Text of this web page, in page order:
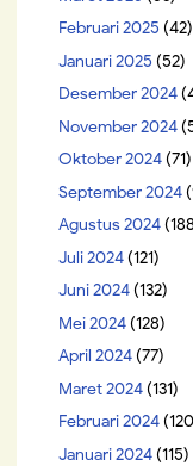
Februari 2025 (42)
Januari 2025 (52)
Desember 2024
November 2024
Oktober 2024(71)
September 2024
Agustus 2024
Juli 2024(121)
Juni 2024(132)
Mei 2024(128)
April 2024(77)
Maret 2024(131)
Februari 2024
Januari 2024(115)